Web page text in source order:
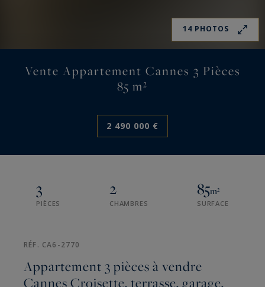
14 PHOTOS
Vente Appartement Cannes 3 Pièces
85 m²
2 490 000 €
3
PIÈCES
2
CHAMBRES
85m²
SURFACE
RÉF. CA6-2770
Appartement 3 pièces à vendre
Cannes Croisette, terrasse, garage,